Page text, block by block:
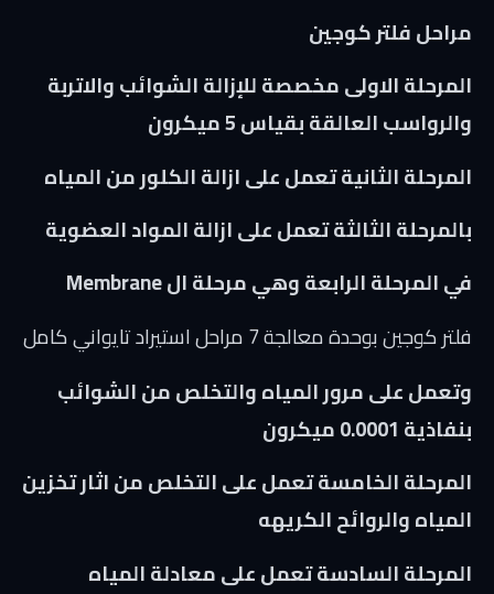
مراحل فلتر كوجين
المرحلة الاولى مخصصة للإزالة الشوائب والاتربة
والرواسب العالقة بقياس 5 ميكرون
المرحلة الثانية تعمل على ازالة الكلور من المياه
بالمرحلة الثالثة تعمل على ازالة المواد العضوية
في المرحلة الرابعة وهي مرحلة ال Membrane
فلتر كوجين بوحدة معالجة 7 مراحل استيراد تايواني كامل
وتعمل على مرور المياه والتخلص من الشوائب
بنفاذية 0.0001 ميكرون
المرحلة الخامسة تعمل على التخلص من اثار تخزين
المياه والروائح الكريهه
المرحلة السادسة تعمل على معادلة المياه